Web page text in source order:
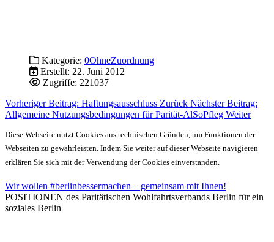
Kategorie: 0OhneZuordnung
Erstellt: 22. Juni 2012
Zugriffe: 221037
Vorheriger Beitrag: Haftungsausschluss Zurück Nächster Beitrag:
Allgemeine Nutzungsbedingungen für Parität-AlSoPfleg Weiter
Diese Webseite nutzt Cookies aus technischen Gründen, um Funktionen der
Webseiten zu gewährleisten. Indem Sie weiter auf dieser Webseite navigieren
erklären Sie sich mit der Verwendung der Cookies einverstanden.
Wir wollen #berlinbessermachen – gemeinsam mit Ihnen!
POSITIONEN des Paritätischen Wohlfahrtsverbands Berlin für ein
soziales Berlin